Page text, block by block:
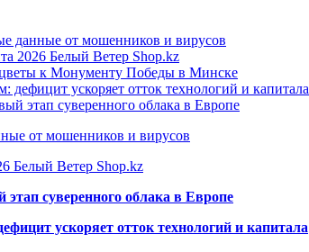
данные от мошенников и вирусов
2026 Белый Ветер Shop.kz
цветы к Монументу Победы в Минске
ускоряет отток технологий и капитала
этап суверенного облака в Европе
от мошенников и вирусов
Белый Ветер Shop.kz
суверенного облака в Европе
ускоряет отток технологий и капитала